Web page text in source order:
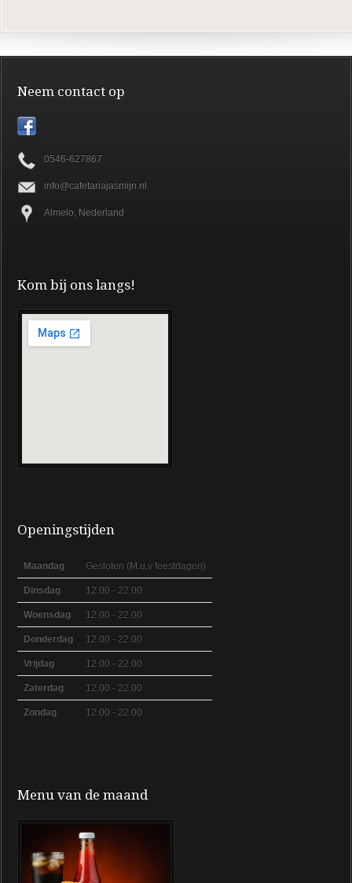
Neem contact op
0546-627867
info@cafetariajasmijn.nl
Almelo, Nederland
Kom bij ons langs!
Openingstijden
Maandag Gesloten (M.u.v feestdagen)
Dinsdag 12.00 - 22.00
Woensdag 12.00 - 22.00
Donderdag 12.00 - 22.00
Vrijdag 12.00 - 22.00
Zaterdag 12.00 - 22.00
Zondag 12.00 - 22.00
Menu van de maand